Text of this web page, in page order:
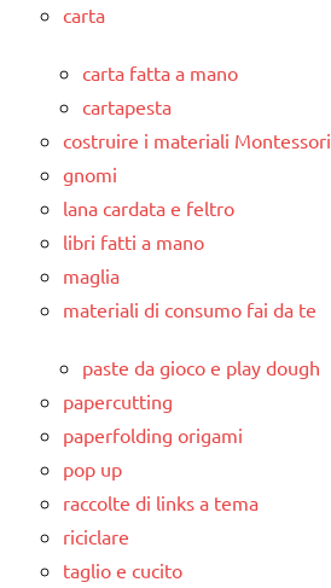
carta
carta fatta a mano
cartapesta
costruire i materiali Montessori
gnomi
lana cardata e feltro
libri fatti a mano
maglia
materiali di consumo fai da te
paste da gioco e play dough
papercutting
paperfolding origami
pop up
raccolte di links a tema
riciclare
taglio e cucito